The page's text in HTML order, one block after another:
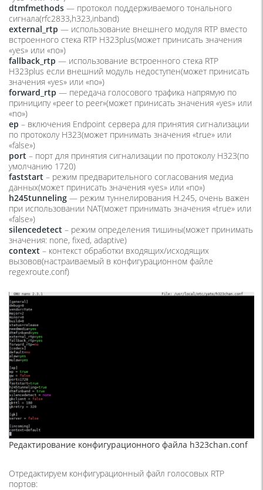
dtmfmethods — протокол поддерживаемого тонального
сигнала(rfc2833,h323,inband)
external_rtp — использование внешнего модуля RTP вместо
встроенного стека RTP H323plus(может принисать значения
«yes» или «no»)
fallback_rtp — использование встроенного стека RTP
H323plus если внешний модуль недоступен(может принисать
значения «yes» или «no»)
forward_rtp — передача голосового трафика напрямую по
приниципу «peer to peer»(может принисать значения «yes» или
«no»)
ep – включения Endpoint сервера для принятия сигнализации
по протоколу H323(может принимать значения «true» или
«false»)
port – порт для принятия сигнализации по протоколу H323(по
умолчанию 1720)
faststart – режим предварительного согласования медиа
данных(может принисать значения «yes» или «no»)
h245tunneling — режим туннелирования H.245, очень важен
при использовании NAT(может принимать значения «true» или
«false»)
silencedetect – режим определения тишины(может принимать
значения: none, fixed, adaptive)
context – контекст обработки входящих/исходящих
вызовов(настраиваемый в конфигурационном файле
regexroute.conf)
Редактирование конфигурационного файла h323chan.conf
Отредактируем конфигурационный файл голосовых RTP
портов: